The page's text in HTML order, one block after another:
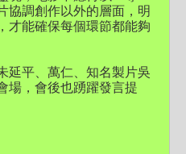
協調創作以外的層面，明
才能確保每個環節都能夠
延平、萬仁、知名製片吳
場，會後也踴躍發言提